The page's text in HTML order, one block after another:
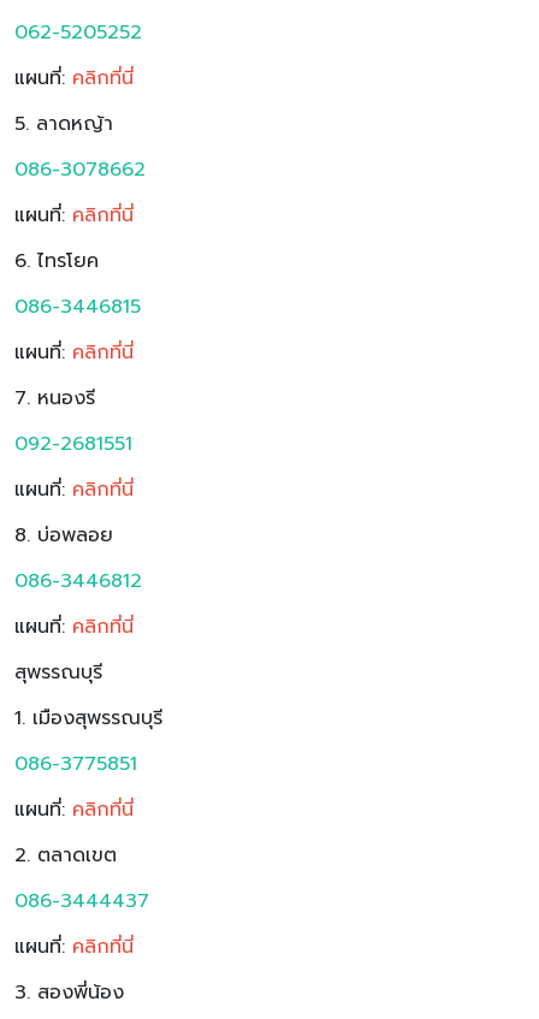
062-5205252
แผนที่: คลิกที่นี่
5. ลาดหญ้า
086-3078662
แผนที่: คลิกที่นี่
6. ไทรโยค
086-3446815
แผนที่: คลิกที่นี่
7. หนองรี
092-2681551
แผนที่: คลิกที่นี่
8. บ่อพลอย
086-3446812
แผนที่: คลิกที่นี่
สุพรรณบุรี
1. เมืองสุพรรณบุรี
086-3775851
แผนที่: คลิกที่นี่
2. ตลาดเขต
086-3444437
แผนที่: คลิกที่นี่
3. สองพี่น้อง